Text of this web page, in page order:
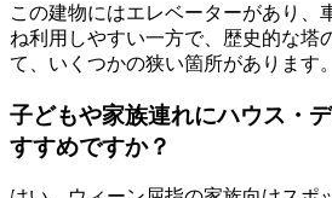
この建物にはエレベーターがあり、
ね利用しやすい一方で、歴史的な塔
て、いくつかの狭い箇所があります。
子どもや家族連れにハウス・
すすめですか？